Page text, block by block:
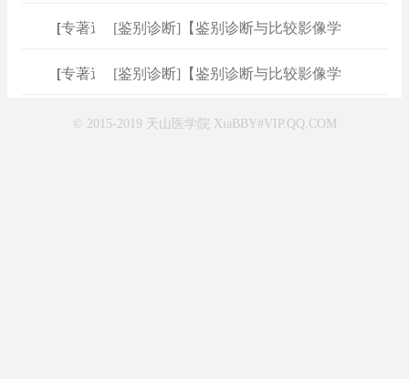
专著速查 ]
[鉴别诊断]【鉴别诊断与比较影像学
专著速查 ]
[鉴别诊断]【鉴别诊断与比较影像学
© 2015-2019 天山医学院 XiaBBY#VIP.QQ.COM